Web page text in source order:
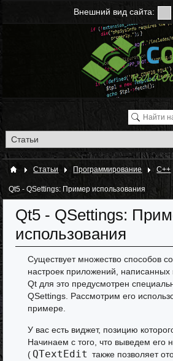
Внешний вид сайта:
Статьи Программирование C++
Qt5 - QSettings: Пример использования
Qt5 - QSettings:
использования
Существует множество способов
настроек приложений,
Qt для это предусмотрен
QSettings. Рассмотрим его
примере.
У вас есть виджет, позицию
Начинаем с того, что выведем его
( QTextEdit также позволяет